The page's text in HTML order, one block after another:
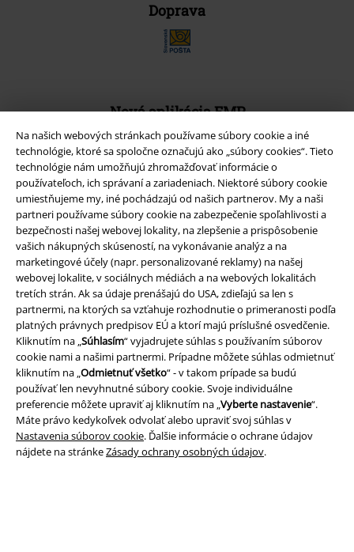
Na našich webových stránkach používame súbory cookie a iné
technológie, ktoré sa spoločne označujú ako „súbory cookies“. Tieto
technológie nám umožňujú zhromažďovať informácie o
používateľoch, ich správaní a zariadeniach. Niektoré súbory cookie
umiestňujeme my, iné pochádzajú od našich partnerov. My a naši
partneri používame súbory cookie na zabezpečenie spoľahlivosti a
bezpečnosti našej webovej lokality, na zlepšenie a prispôsobenie
vašich nákupných skúseností, na vykonávanie analýz a na
marketingové účely (napr. personalizované reklamy) na našej
webovej lokalite, v sociálnych médiách a na webových lokalitách
tretích strán. Ak sa údaje prenášajú do USA, zdieľajú sa len s
partnermi, na ktorých sa vzťahuje rozhodnutie o primeranosti podľa
platných právnych predpisov EÚ a ktorí majú príslušné osvedčenie.
Kliknutím na „Súhlasím“ vyjadrujete súhlas s používaním súborov
cookie nami a našimi partnermi. Prípadne môžete súhlas odmietnuť
kliknutím na „Odmietnuť všetko“ - v takom prípade sa budú
používať len nevyhnutné súbory cookie. Svoje individuálne
preferencie môžete upraviť aj kliknutím na „Vyberte nastavenie“.
Máte právo kedykoľvek odvolať alebo upraviť svoj súhlas v
Nastavenia súborov cookie. Ďalšie informácie o ochrane údajov
nájdete na stránkeZásady ochrany osobných údajov.
Doprava
Nová aplikácia EMP
Stiahnite si novú EMP aplikáciu zdarma a využite všetky nové
funkcie a výhody!
A Warner Music Group Company